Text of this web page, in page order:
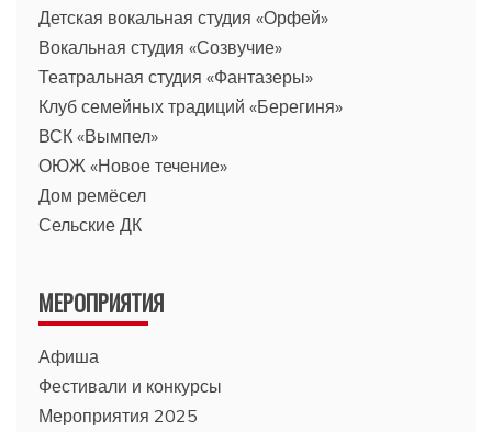
Детская вокальная студия «Орфей»
Вокальная студия «Созвучие»
Театральная студия «Фантазеры»
Клуб семейных традиций «Берегиня»
ВСК «Вымпел»
ОЮЖ «Новое течение»
Дом ремёсел
Сельские ДК
МЕРОПРИЯТИЯ
Афиша
Фестивали и конкурсы
Мероприятия 2025